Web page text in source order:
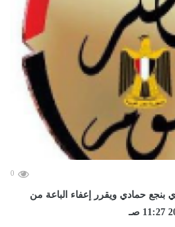
0
بنجع حمادي ويقرر إعفاء الباعة من